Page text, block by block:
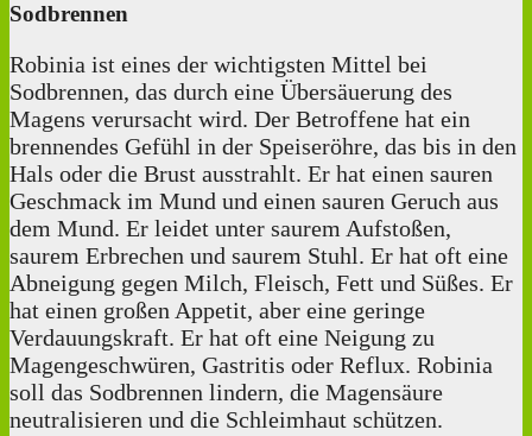
Sodbrennen
Robinia ist eines der wichtigsten Mittel bei
Sodbrennen, das durch eine Übersäuerung des
Magens verursacht wird. Der Betroffene hat ein
brennendes Gefühl in der Speiseröhre, das bis in den
Hals oder die Brust ausstrahlt. Er hat einen sauren
Geschmack im Mund und einen sauren Geruch aus
dem Mund. Er leidet unter saurem Aufstoßen,
saurem Erbrechen und saurem Stuhl. Er hat oft eine
Abneigung gegen Milch, Fleisch, Fett und Süßes. Er
hat einen großen Appetit, aber eine geringe
Verdauungskraft. Er hat oft eine Neigung zu
Magengeschwüren, Gastritis oder Reflux. Robinia
soll das Sodbrennen lindern, die Magensäure
neutralisieren und die Schleimhaut schützen.